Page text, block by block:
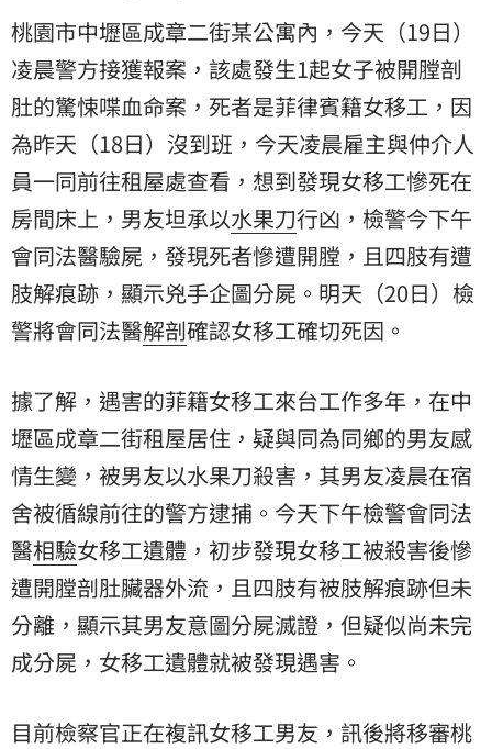
桃園市中壢區成章二街某公寓內，今天（19日）
凌晨警方接獲報案，該處發生1起女子被開膛剖
肚的驚悚喋血命案，死者是菲律賓籍女移工，因
為昨天（18日）沒到班，今天凌晨雇主與仲介人
員一同前往租屋處查看，想到發現女移工慘死在
房間床上，男友坦承以水果刀行凶，檢警今下午
會同法醫驗屍，發現死者慘遭開膛，且四肢有遭
肢解痕跡，顯示兇手企圖分屍。明天（20日）檢
警將會同法醫解剖確認女移工確切死因。
據了解，遇害的菲籍女移工來台工作多年，在中
壢區成章二街租屋居住，疑與同為同鄉的男友感
情生變，被男友以水果刀殺害，其男友凌晨在宿
舍被循線前往的警方逮捕。今天下午檢警會同法
醫相驗女移工遺體，初步發現女移工被殺害後慘
遭開膛剖肚臟器外流，且四肢有被肢解痕跡但未
分離，顯示其男友意圖分屍滅證，但疑似尚未完
成分屍，女移工遺體就被發現遇害。
目前檢察官正在複訊女移工男友，訊後將移審桃